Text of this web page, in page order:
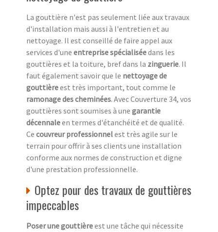
La gouttière n'est pas seulement liée aux travaux
d'installation mais aussi à l'entretien et au
nettoyage. Il est conseillé de faire appel aux
services d'une entreprise spécialiséedans les
gouttières et la toiture, bref dans la zinguerie. Il
faut également savoir que le nettoyage de
gouttièreest très important, tout comme le
ramonage des cheminées. Avec Couverture 34, vos
gouttières sont soumises à une garantie
décennaleen termes d'étanchéité et de qualité.
Ce couvreur professionnelest très agile sur le
terrain pour offrir à ses clients une installation
conforme aux normes de construction et digne
d'une prestation professionnelle.
Optez pour des travaux de gouttières
impeccables
Poser une gouttièreest une tâche qui nécessite